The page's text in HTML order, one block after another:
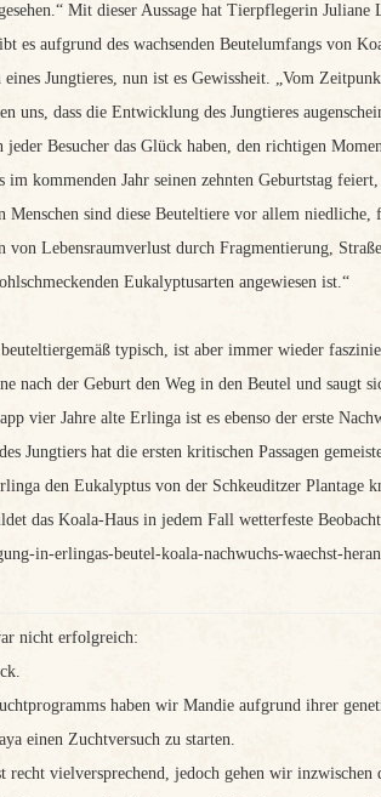
Mit dieser Aussage hat Tierpflegerin
es aufgrund des wachsenden Beutelumfangs von
Jungtieres, nun ist es Gewissheit. „Vom
uns, dass die Entwicklung des Jungtieres
Besucher das Glück haben, den richtigen
im kommenden Jahr seinen zehnten Geburtstag
Menschen sind diese Beuteltiere vor allem
Lebensraumverlust durch Fragmentierung,
Eukalyptusarten angewiesen ist.“
typisch, ist aber immer wieder
nach der Geburt den Weg in den Beutel und
vier Jahre alte Erlinga ist es ebenso der erste
Jungtiers hat die ersten kritischen Passagen
den Eukalyptus von der Schkeuditzer Plantage
das Koala-Haus in jedem Fall wetterfeste
in-erlingas-beutel-koala-nachwuchs-waechst-
nicht erfolgreich:
haben wir Mandie aufgrund ihrer
einen Zuchtversuch zu starten.
recht vielversprechend, jedoch gehen wir